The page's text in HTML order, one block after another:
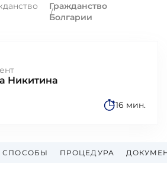
Гражданство
Болгарии
Никитина
16 мин.
СПОСОБЫ ПРОЦЕДУРА